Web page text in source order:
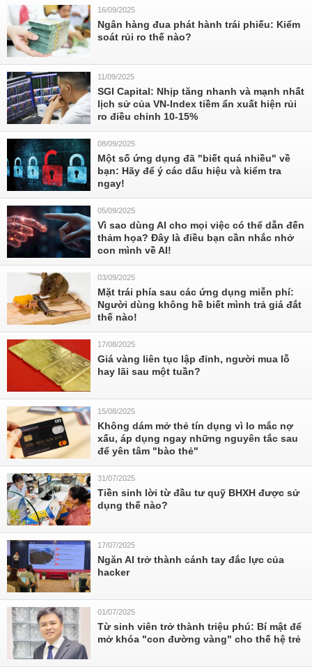
16/09/2025
Ngân hàng đua phát hành trái phiếu: Kiểm
soát rủi ro thế nào?
11/09/2025
SGI Capital: Nhịp tăng nhanh và mạnh nhất
lịch sử của VN-Index tiềm ẩn xuất hiện rủi
ro điều chỉnh 10-15%
08/09/2025
Một số ứng dụng đã "biết quá nhiều" về
bạn: Hãy để ý các dấu hiệu và kiểm tra
ngay!
05/09/2025
Vì sao dùng AI cho mọi việc có thể dẫn đến
thảm họa? Đây là điều bạn cần nhắc nhở
con mình về AI!
03/09/2025
Mặt trái phía sau các ứng dụng miễn phí:
Người dùng không hề biết mình trả giá đắt
thế nào!
17/08/2025
Giá vàng liên tục lập đỉnh, người mua lỗ
hay lãi sau một tuần?
15/08/2025
Không dám mở thẻ tín dụng vì lo mắc nợ
xấu, áp dụng ngay những nguyên tắc sau
để yên tâm "bào thẻ"
31/07/2025
Tiền sinh lời từ đầu tư quỹ BHXH được sử
dụng thế nào?
17/07/2025
Ngăn AI trở thành cánh tay đắc lực của
hacker
01/07/2025
Từ sinh viên trở thành triệu phú: Bí mật để
mở khóa "con đường vàng" cho thế hệ trẻ